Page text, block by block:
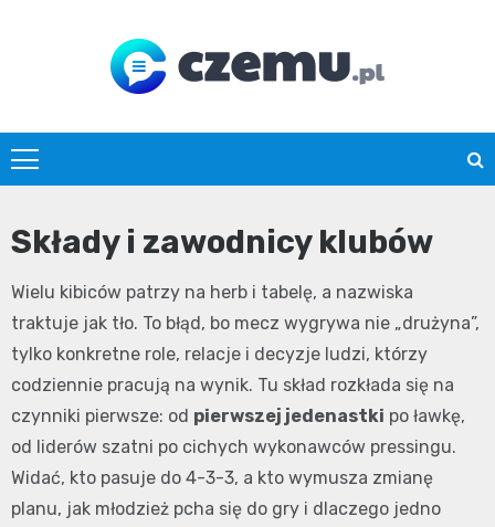
czemu.pl
Składy i zawodnicy klubów
Wielu kibiców patrzy na herb i tabelę, a nazwiska
traktuje jak tło. To błąd, bo mecz wygrywa nie „drużyna”,
tylko konkretne role, relacje i decyzje ludzi, którzy
codziennie pracują na wynik. Tu skład rozkłada się na
czynniki pierwsze: od pierwszej jedenastki po ławkę,
od liderów szatni po cichych wykonawców pressingu.
Widać, kto pasuje do 4-3-3, a kto wymusza zmianę
planu, jak młodzież pcha się do gry i dlaczego jedno